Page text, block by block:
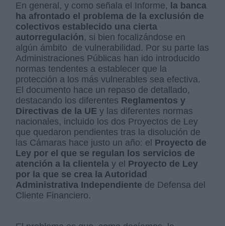
En general, y como señala el Informe,
la banca
ha afrontado el problema de la exclusión de
colectivos establecido una cierta
autorregulación, si bien focalizándose en
algún ámbito de vulnerabilidad. Por su parte las
Administraciones Públicas han ido introducido
normas tendentes a establecer que la
protección a los más vulnerables sea efectiva.
El documento hace un repaso de detallado,
destacando los diferentes Reglamentos y
Directivas de la UE y las diferentes normas
nacionales, incluido los dos Proyectos de Ley
que quedaron pendientes tras la disolución de
las Cámaras hace justo un año: el Proyecto de
Ley por el que se regulan los servicios de
atención a la clientela y el Proyecto de Ley
por la que se crea la Autoridad
Administrativa Independiente de Defensa del
Cliente Financiero.